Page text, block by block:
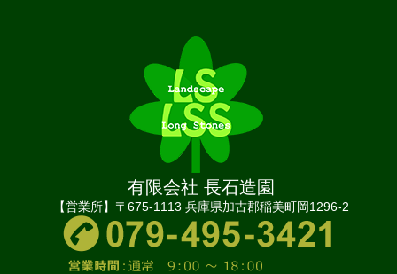
有限会社 長石造園
【営業所】〒675-1113 兵庫県加古郡稲美町岡1296-2